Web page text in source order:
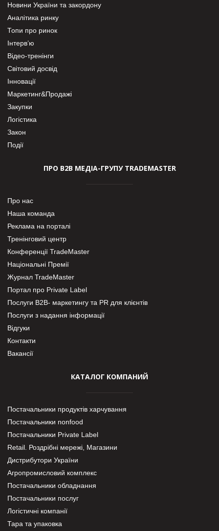
Новини України та закордону
Аналітика ринку
Топи про ринок
Інтерв’ю
Відео-тренінги
Світовий досвід
Інновації
Маркетинг&Продажі
Закупки
Логістика
Закон
Події
ПРО В2В МЕДІА-ГРУПУ TRADEMASTER
Про нас
Наша команда
Реклама на порталі
Тренінговий центр
Конференції TradeMaster
Національні Премії
Журнал TradeMaster
Портал про Private Label
Послуги В2В- маркетингу та PR для клієнтів
Послуги з надання інформації
Відгуки
Контакти
Вакансії
КАТАЛОГ КОМПАНИЙ
Постачальники продуктів харчування
Постачальники nonfood
Постачальники Private Label
Retail. Роздрібні мережі, Магазини
Дистрибутори України
Агропромисловий комплекс
Постачальники обладнання
Постачальники послуг
Логістичні компанії
Тара та упаковка